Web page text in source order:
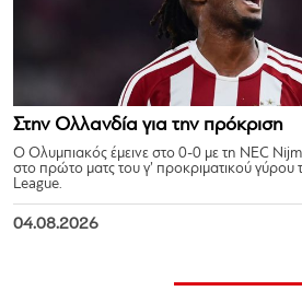
Στην Ολλανδία για την πρόκριση
Ο Ολυμπιακός έμεινε στο 0-0 με τη NEC
στο πρώτο ματς του γ’ προκριματικού
League.
04.08.2026